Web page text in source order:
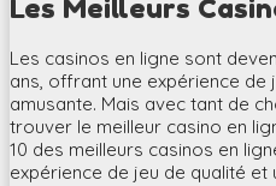
Les Meilleurs
Les casinos en ligne sont
ans, offrant une expérience de
amusante. Mais avec tant de
trouver le meilleur casino en
10 des meilleurs casinos en
expérience de jeu de qualité et